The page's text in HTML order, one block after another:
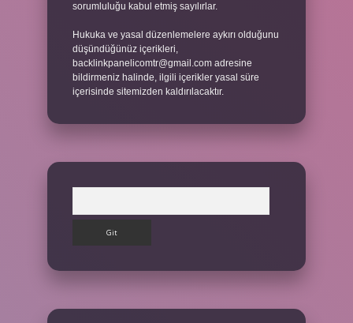
sorumluluğu kabul etmiş sayılırlar.
Hukuka ve yasal düzenlemelere aykırı olduğunu
düşündüğünüz içerikleri,
backlinkpanelicomtr@gmail.com adresine
bildirmeniz halinde, ilgili içerikler yasal süre
içerisinde sitemizden kaldırılacaktır.